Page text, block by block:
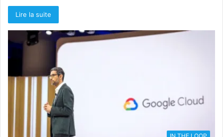
Lire la suite